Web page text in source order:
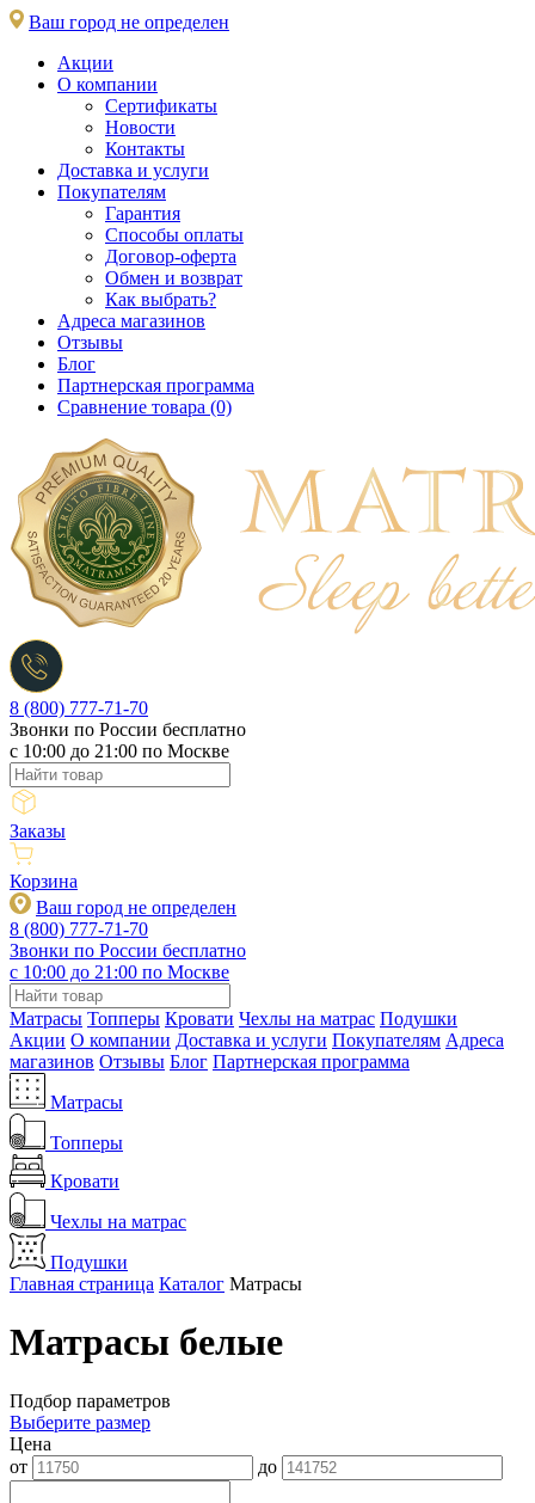
Ваш город не определен
Акции
О компании
Сертификаты
Новости
Контакты
Доставка и услуги
Покупателям
Гарантия
Способы оплаты
Договор-оферта
Обмен и возврат
Как выбрать?
Адреса магазинов
Отзывы
Блог
Партнерская программа
Сравнение товара (0)
8 (800) 777-71-70
Звонки по России бесплатно
c 10:00 до 21:00 по Москве
Заказы
Корзина
Ваш город не определен
8 (800) 777-71-70
Звонки по России бесплатно
c 10:00 до 21:00 по Москве
Матрасы Топперы Кровати Чехлы на матрас Подушки
Акции О компании Доставка и услуги Покупателям Адреса
магазинов Отзывы Блог Партнерская программа
Матрасы
Топперы
Кровати
Чехлы на матрас
Подушки
Главная страница Каталог Матрасы
Матрасы белые
Подбор параметров
Выберите размер
Цена
от
до